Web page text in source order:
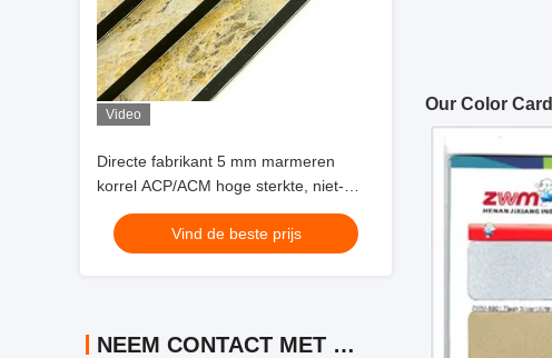
Video
Directe fabrikant 5 mm marmeren
korrel ACP/ACM hoge sterkte, niet-
ontvlambaar, voor interieur decoratie
van de liftcabineVind de beste prijs
NEEM CONTACT MET ONS OP
Our Color Card